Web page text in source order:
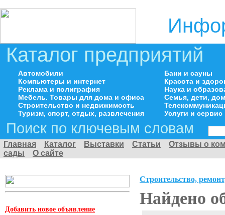
Каталог предприятий
Автомобили
Компьютеры и интернет
Реклама и полиграфия
Мебель. Товары для дома и офиса
Строительство и недвижимость
Туризм, спорт, отдых, развлечения
Бани и сауны
Красота и
Наука и
Семья, дети,
Услуги и сервис
Поиск по ключевым словам
Главная Каталог Выставки Статьи
Отзывы о
сады
О сайте
Добавить новое объявление
Строительство,
Найдено